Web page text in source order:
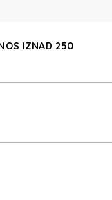
IZNAD 250